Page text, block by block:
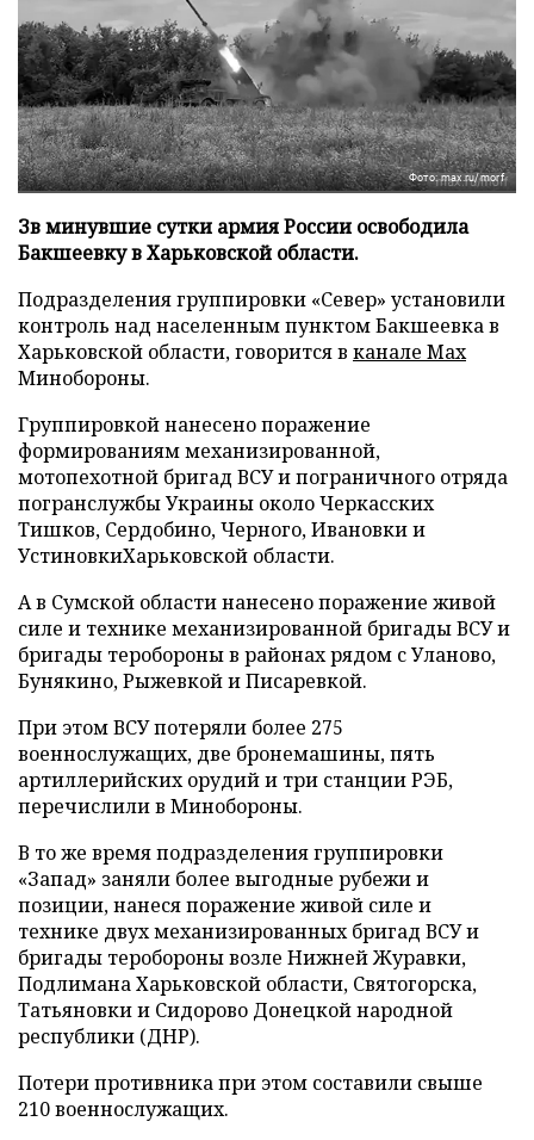
Фото: max.ru/morf
Зв минувшие сутки армия России освободила
Бакшеевку в Харьковской области.
Подразделения группировки «Север» установили
контроль над населенным пунктом Бакшеевка в
Харьковской области, говорится в канале Max
Минобороны.
Группировкой нанесено поражение
формированиям механизированной,
мотопехотной бригад ВСУ и пограничного отряда
погранслужбы Украины около Черкасских
Тишков, Сердобино, Черного, Ивановки и
УстиновкиХарьковской области.
А в Сумской области нанесено поражение живой
силе и технике механизированной бригады ВСУ и
бригады теробороны в районах рядом с Уланово,
Бунякино, Рыжевкой и Писаревкой.
При этом ВСУ потеряли более 275
военнослужащих, две бронемашины, пять
артиллерийских орудий и три станции РЭБ,
перечислили в Минобороны.
В то же время подразделения группировки
«Запад» заняли более выгодные рубежи и
позиции, нанеся поражение живой силе и
технике двух механизированных бригад ВСУ и
бригады теробороны возле Нижней Журавки,
Подлимана Харьковской области, Святогорска,
Татьяновки и Сидорово Донецкой народной
республики (ДНР).
Потери противника при этом составили свыше
210 военнослужащих.